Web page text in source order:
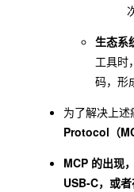
生态系
工具时
码，形
为了解决上述
Protocol（
MCP 的出现
USB-C，或